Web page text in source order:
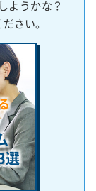
ようかな？
さい。
選